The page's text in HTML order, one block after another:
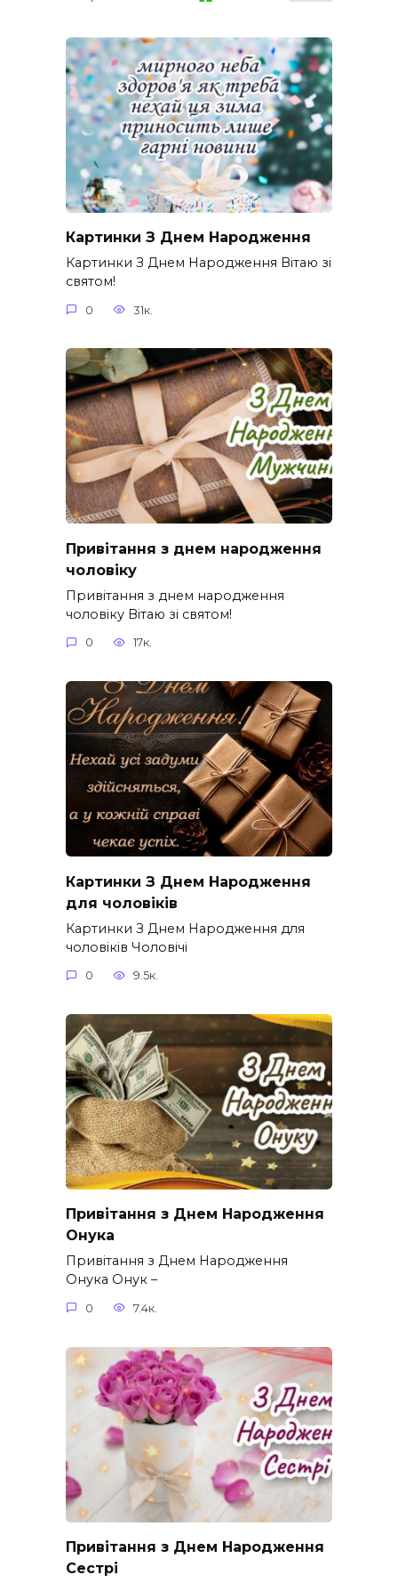
Картинки З Днем Народження
Картинки З Днем Народження Вітаю зі
святом!
0 31к.
Привітання з днем народження
чоловіку
Привітання з днем народження
чоловіку Вітаю зі святом!
0 17к.
Картинки З Днем Народження
для чоловіків​
Картинки З Днем Народження для
чоловіків​ Чоловічі
0 9.5к.
Привітання з Днем Народження
Онука
Привітання з Днем Народження
Онука Онук –
0 7.4к.
Привітання з Днем Народження
Сестрі